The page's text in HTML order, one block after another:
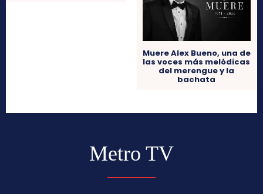
Muere Alex Bueno, una de
las voces más melódicas
del merengue y la
bachata
Metro TV